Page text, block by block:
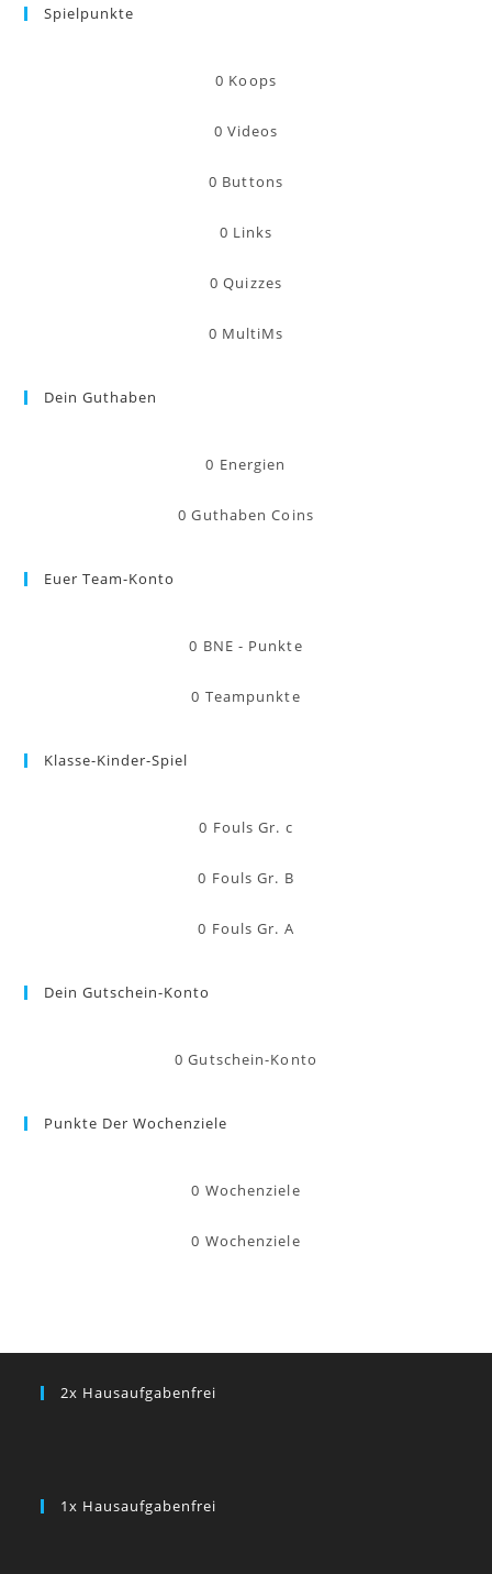
Spielpunkte
0 Koops
0 Videos
0 Buttons
0 Links
0 Quizzes
0 MultiMs
Dein Guthaben
0 Energien
0 Guthaben Coins
Euer Team-Konto
0 BNE - Punkte
0 Teampunkte
Klasse-Kinder-Spiel
0 Fouls Gr. c
0 Fouls Gr. B
0 Fouls Gr. A
Dein Gutschein-Konto
0 Gutschein-Konto
Punkte Der Wochenziele
0 Wochenziele
0 Wochenziele
2x Hausaufgabenfrei
1x Hausaufgabenfrei